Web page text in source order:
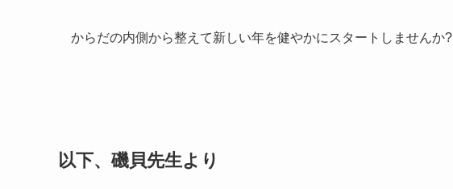
からだの内側から整えて新しい年を健やかにスタートしませんか?
以下、磯貝先生より